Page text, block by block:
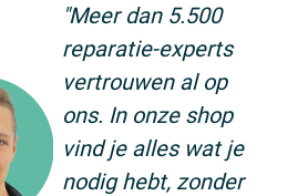
"Meer dan 5.500
reparatie-experts
vertrouwen al op
ons. In onze shop
vind je alles wat je
nodig hebt, zonder